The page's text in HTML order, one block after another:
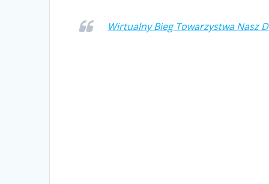
Wirtualny Bieg Towarzystwa Nasz